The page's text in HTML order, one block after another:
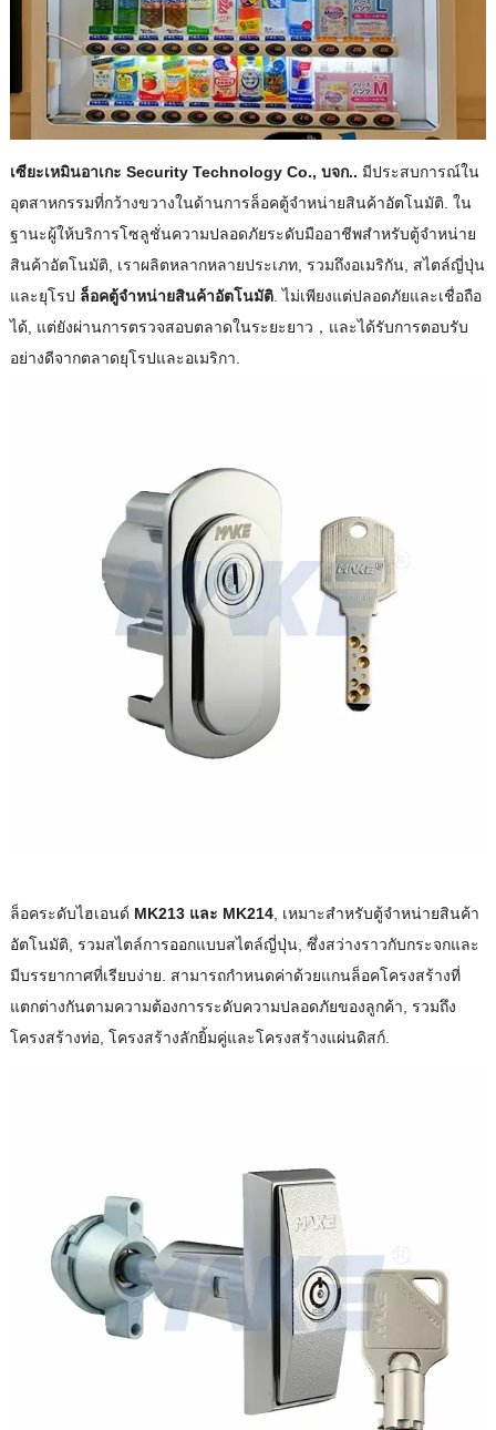
เซียะเหมินอาเกะ Security Technology Co., บจก.. มีประสบการณ์ใน
อุตสาหกรรมที่กว้างขวางในด้านการล็อคตู้จําหน่ายสินค้าอัตโนมัติ. ใน
ฐานะผู้ให้บริการโซลูชั่นความปลอดภัยระดับมืออาชีพสําหรับตู้จําหน่าย
สินค้าอัตโนมัติ, เราผลิตหลากหลายประเภท, รวมถึงอเมริกัน, สไตล์ญี่ปุ่น
และยุโรป ล็อคตู้จำหน่ายสินค้าอัตโนมัติ. ไม่เพียงแต่ปลอดภัยและเชื่อถือ
ได้, แต่ยังผ่านการตรวจสอบตลาดในระยะยาว，และได้รับการตอบรับ
อย่างดีจากตลาดยุโรปและอเมริกา.
ล็อคระดับไฮเอนด์ MK213 และ MK214, เหมาะสําหรับตู้จําหน่ายสินค้า
อัตโนมัติ, รวมสไตล์การออกแบบสไตล์ญี่ปุ่น, ซึ่งสว่างราวกับกระจกและ
มีบรรยากาศที่เรียบง่าย. สามารถกําหนดค่าด้วยแกนล็อคโครงสร้างที่
แตกต่างกันตามความต้องการระดับความปลอดภัยของลูกค้า, รวมถึง
โครงสร้างท่อ, โครงสร้างลักยิ้มคู่และโครงสร้างแผ่นดิสก์.